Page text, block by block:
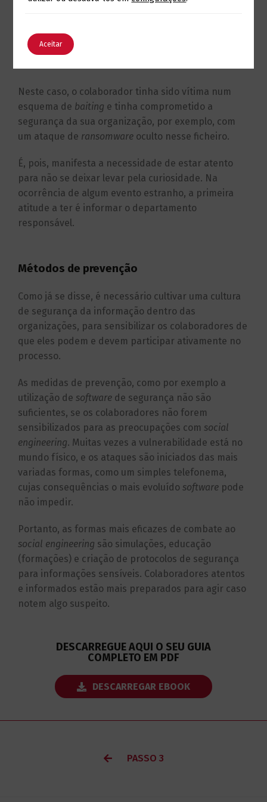
no chão perto do seu carro. Com a curiosidade de
o dispositivo ao PC da sua empresa e abriu um
ficheiro desconhecido, que parecia uma música, que
Neste caso, o colaborador tinha sido vítima num
esquema de baiting e tinha comprometido a
segurança da sua organização, por exemplo, com
um ataque de ransomware oculto nesse ficheiro.
É, pois, manifesta a necessidade de estar atento
para não se deixar levar pela curiosidade. Na
ocorrência de algum evento estranho, a primeira
atitude a ter é informar o departamento
responsável.
Métodos de prevenção
Como já se disse, é necessário cultivar uma cultura
de segurança da informação dentro das
organizações, para sensibilizar os colaboradores de
que eles podem e devem participar ativamente no
processo.
As medidas de prevenção, como por exemplo a
utilização de software de segurança não são
suficientes, se os colaboradores não forem
sensibilizados para as preocupações com social
engineering. Muitas vezes a vulnerabilidade está no
mundo físico, e os ataques são iniciados das mais
variadas formas, como um simples telefonema,
cujas consequências o mais evoluído software pode
não impedir.
Portanto, as formas mais eficazes de combate ao
social engineering são simulações, educação
(formações) e criação de protocolos de segurança
para informações sensíveis. Colaboradores atentos
e informados estão mais preparados para agir caso
notem algo suspeito.
DESCARREGUE AQUI O SEU GUIA
COMPLETO EM PDF
DESCARREGAR EBOOK
PASSO 3
Aceitar